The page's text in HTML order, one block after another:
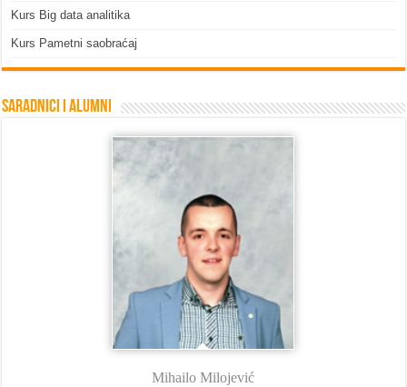
Kurs Big data analitika
Kurs Pametni saobraćaj
Saradnici i Alumni
Mihailo Milojević